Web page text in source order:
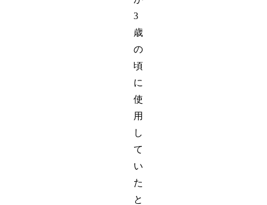
3
歳
の
頃
に
使
用
し
て
い
た
と